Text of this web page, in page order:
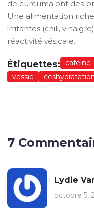
de curcuma ont des
Une alimentation
irritantes (chili,
réactivité vésicale.
Étiquettes: caféine
vessie
déshydratation
7
Lydie
octobre 5,